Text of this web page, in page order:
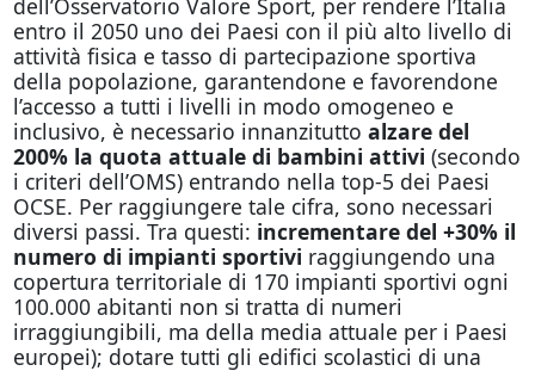
entro il 2050 uno dei Paesi con il più alto livello di
attività fisica e tasso di partecipazione sportiva
della popolazione, garantendone e favorendone
l’accesso a tutti i livelli in modo omogeneo e
inclusivo, è necessario innanzitutto alzare del
200% la quota attuale di bambini attivi (secondo
i criteri dell’OMS) entrando nella top-5 dei Paesi
OCSE. Per raggiungere tale cifra, sono necessari
diversi passi. Tra questi: incrementare del +30% il
numero di impianti sportivi raggiungendo una
copertura territoriale di 170 impianti sportivi ogni
100.000 abitanti non si tratta di numeri
irraggiungibili, ma della media attuale per i Paesi
europei); dotare tutti gli edifici scolastici di una